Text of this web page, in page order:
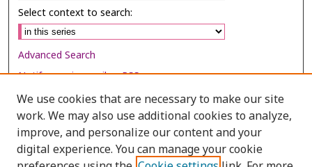
Select context to search:
Advanced Search
Notify me via email orRSS
Browse
Collections
Disciplines
We use cookies that are necessary to make our site
work. We may also use additional cookies to analyze,
improve, and personalize our content and your
digital experience. You can manage your cookie